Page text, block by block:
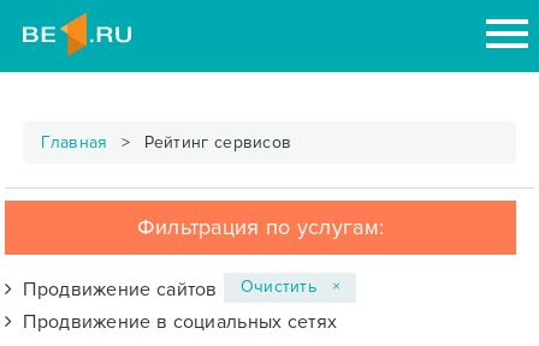
Главная Рейтинг сервисов
Фильтрация по услугам:
Продвижение сайтов
Продвижение в социальных сетях
Очистить ×